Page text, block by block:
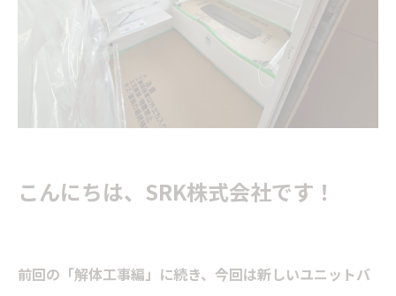
こんにちは、SRK株式会社です！
前回の「解体工事編」に続き、今回は新しいユニットバ